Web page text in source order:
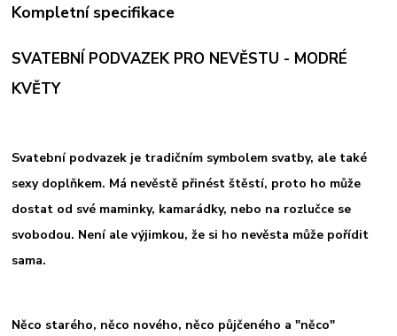
Kompletní specifikace
SVATEBNÍ PODVAZEK PRO NEVĚSTU - MODRÉ
KVĚTY
Svatební podvazek je tradičním symbolem svatby, ale také
sexy doplňkem. Má nevěstě přinést štěstí, proto ho může
dostat od své maminky, kamarádky, nebo na rozlučce se
svobodou. Není ale výjimkou, že si ho nevěsta může pořídit
sama.
Něco starého, něco nového, něco půjčeného a "něco"